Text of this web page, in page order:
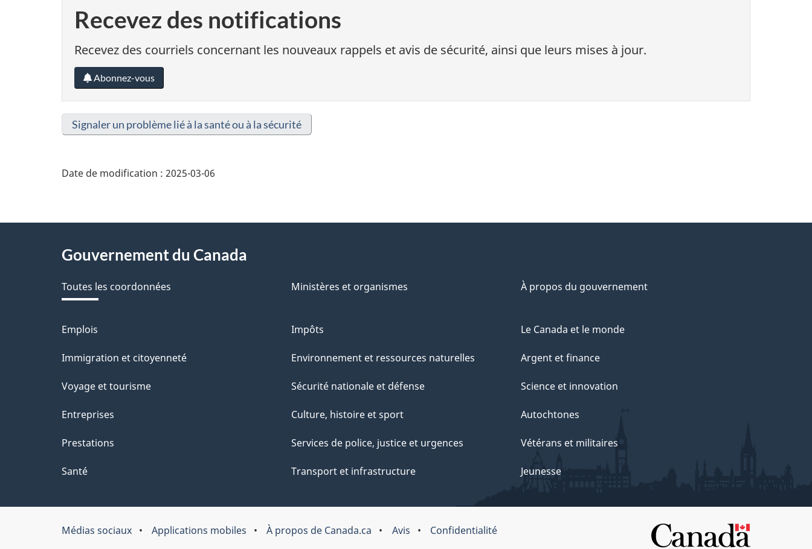
Recevez des notifications
Recevez des courriels concernant les nouveaux rappels et avis de sécurité, ainsi que leurs mises à jour.
Abonnez-vous
Signaler un problème lié à la santé ou à la sécurité
Date de modification : 2025-03-06
AboutGouvernement du Canada
Toutes les coordonnées Ministères et organismes À propos du gouvernement
Thèmes
et
Emplois
Immigration et citoyenneté
Voyage et tourisme
Entreprises
Prestations
Santé
Impôts
Environnement et ressources naturelles
Sécurité nationale et défense
Culture, histoire et sport
Services de police, justice et urgences
Transport et infrastructure
Le Canada et le monde
Argent et finance
Science et innovation
Autochtones
Vétérans et militaires
Jeunesse
Médias sociaux Applications mobiles À propos de Canada.ca Avis Confidentialité